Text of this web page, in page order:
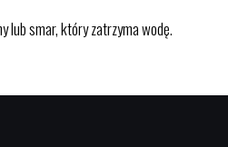
lub smar, który zatrzyma wodę.